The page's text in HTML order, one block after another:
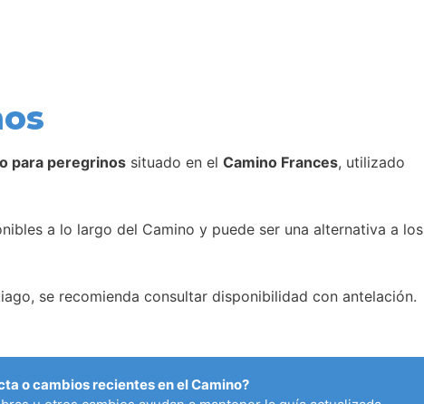
para peregrinos situado en el Camino Frances, utilizado
a lo largo del Camino y puede ser una alternativa a los
se recomienda consultar disponibilidad con antelación.
o cambios recientes en el Camino?